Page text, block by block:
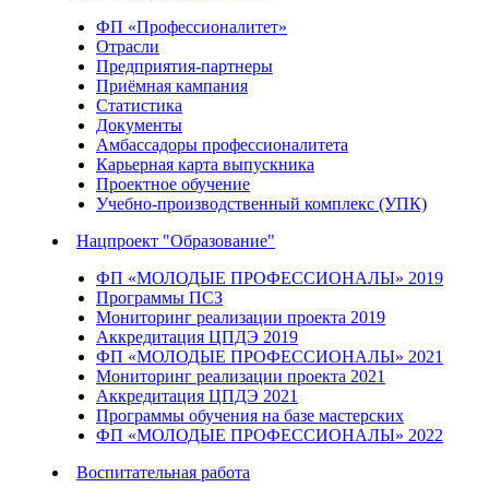
ФП «Профессионалитет»
Отрасли
Предприятия-партнеры
Приёмная кампания
Статистика
Документы
Амбассадоры профессионалитета
Карьерная карта выпускника
Проектное обучение
Учебно-производственный комплекс (УПК)
Нацпроект "Образование"
ФП «МОЛОДЫЕ ПРОФЕССИОНАЛЫ» 2019
Программы ПСЗ
Мониторинг реализации проекта 2019
Аккредитация ЦПДЭ 2019
ФП «МОЛОДЫЕ ПРОФЕССИОНАЛЫ» 2021
Мониторинг реализации проекта 2021
Аккредитация ЦПДЭ 2021
Программы обучения на базе мастерских
ФП «МОЛОДЫЕ ПРОФЕССИОНАЛЫ» 2022
Воспитательная работа